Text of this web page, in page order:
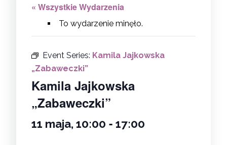
« Wszystkie Wydarzenia
To wydarzenie minęło.
Event Series: Kamila Jajkowska
„Zabaweczki”
Kamila Jajkowska
„Zabaweczki”
11 maja, 10:00 - 17:00